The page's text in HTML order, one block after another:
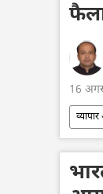
16
अपराध